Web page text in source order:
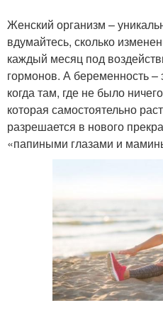
Женский организм –
вдумайтесь, сколько
каждый месяц под
гормонов. А беременность –
когда там, где не было
которая самостоятельно
разрешается в нового
«папиными глазами и